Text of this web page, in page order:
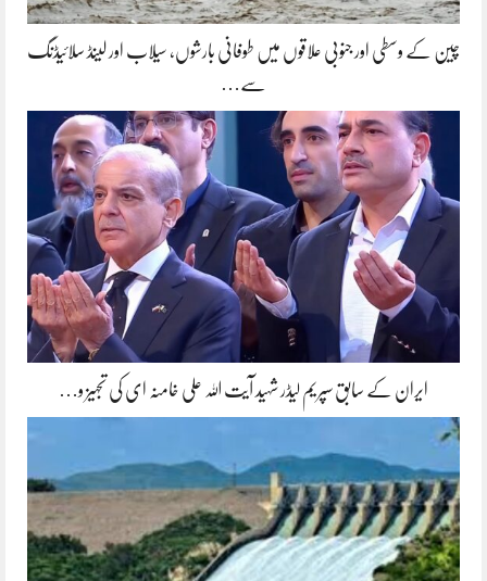
چین کے وسطی اور جنوبی علاقوں میں طوفانی بارشوں، سیلاب اور لینڈ سلائیڈنگ
سے…
ایران کے سابق سپریم لیڈر شہید آیت اللہ علی خامنہ ای کی تجہیز و…